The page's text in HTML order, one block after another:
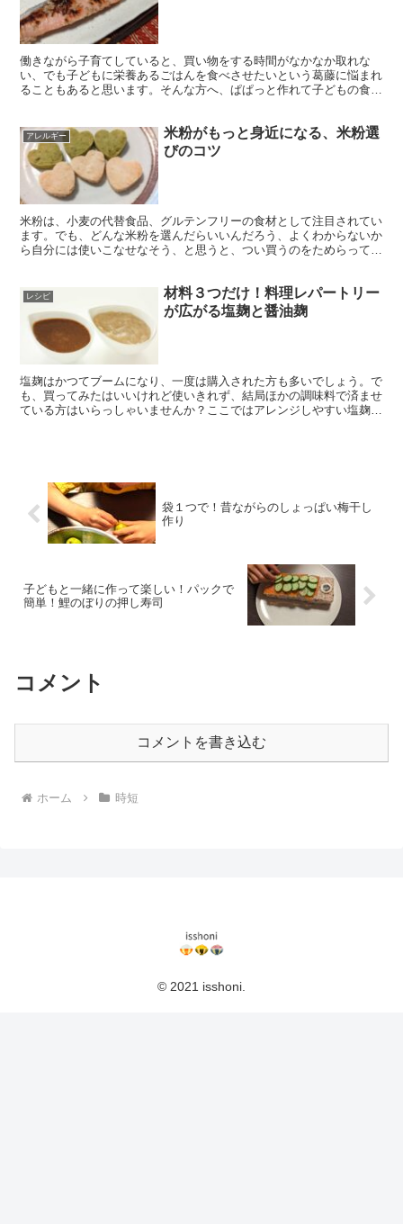
働きながら子育てしていると、買い物をする時間がなかなか取れな
い、でも子どもに栄養あるごはんを食べさせたいという葛藤に悩まれ
ることもあると思います。そんな方へ、ぱぱっと作れて子どもの食べ
アレルギー
米粉がもっと身近になる、米粉選
びのコツ
米粉は、小麦の代替食品、グルテンフリーの食材として注目されてい
ます。でも、どんな米粉を選んだらいいんだろう、よくわからないか
ら自分には使いこなせなそう、と思うと、つい買うのをためらってし
レシピ
材料３つだけ！料理レパートリー
が広がる塩麹と醤油麹
塩麹はかつてブームになり、一度は購入された方も多いでしょう。で
も、買ってみたはいいけれど使いきれず、結局ほかの調味料で済ませ
ている方はいらっしゃいませんか？ここではアレンジしやすい塩麹と
袋１つで！昔ながらのしょっぱい梅干し
作り
子どもと一緒に作って楽しい！パックで
簡単！鯉のぼりの押し寿司
コメント
コメントを書き込む
ホーム 時短
© 2021 isshoni.